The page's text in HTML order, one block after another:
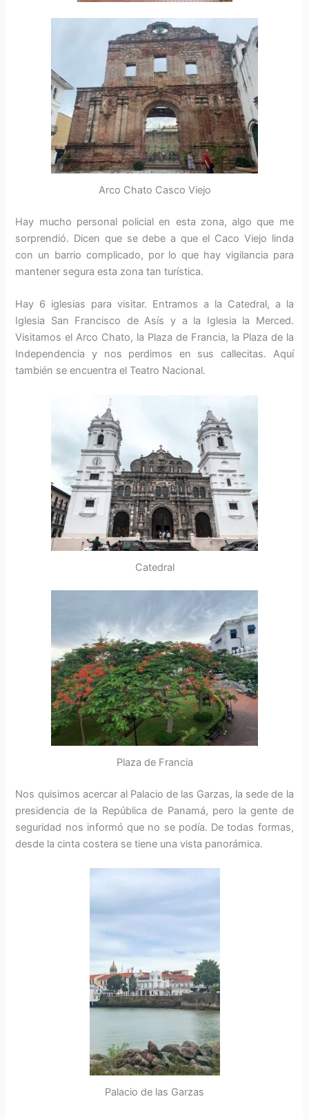
Arco Chato Casco Viejo
Hay mucho personal policial en esta zona, algo que me
sorprendió. Dicen que se debe a que el Caco Viejo linda
con un barrio complicado, por lo que hay vigilancia para
mantener segura esta zona tan turística.
Hay 6 iglesias para visitar. Entramos a la Catedral, a la
Iglesia San Francisco de Asís y a la Iglesia la Merced.
Visitamos el Arco Chato, la Plaza de Francia, la Plaza de la
Independencia y nos perdimos en sus callecitas. Aquí
también se encuentra el Teatro Nacional.
Catedral
Plaza de Francia
Nos quisimos acercar al Palacio de las Garzas, la sede de la
presidencia de la República de Panamá, pero la gente de
seguridad nos informó que no se podía. De todas formas,
desde la cinta costera se tiene una vista panorámica.
Palacio de las Garzas